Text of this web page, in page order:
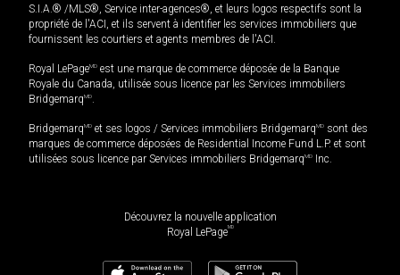
S.I.A.® /MLS®, Service inter-agences®, et leurs logos respectifs sont la
propriété de l'ACI, et ils servent à identifier les services immobiliers que
fournissent les courtiers et agents membres de l'ACI.
Royal LePageMD est une marque de commerce déposée de la Banque
Royale du Canada, utilisée sous licence par les Services immobiliers
BridgemarqMD.
BridgemarqMD et ses logos / Services immobiliers BridgemarqMD sont des
marques de commerce déposées de Residential Income Fund L.P. et sont
utilisées sous licence par Services immobiliers BridgemarqMD Inc.
Découvrez la nouvelle application
Royal LePageMD